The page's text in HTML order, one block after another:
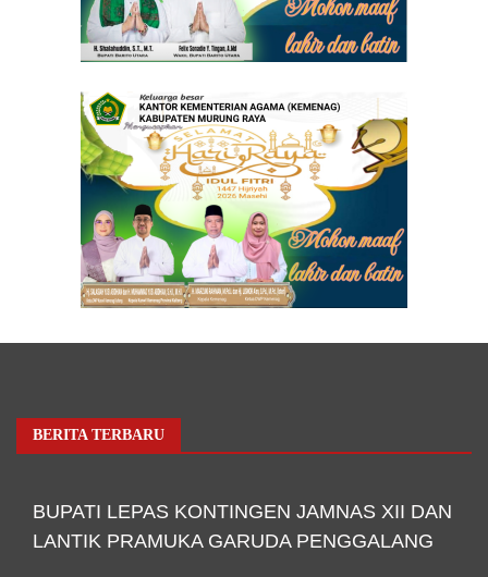
BERITA TERBARU
BUPATI LEPAS KONTINGEN JAMNAS XII DAN
LANTIK PRAMUKA GARUDA PENGGALANG